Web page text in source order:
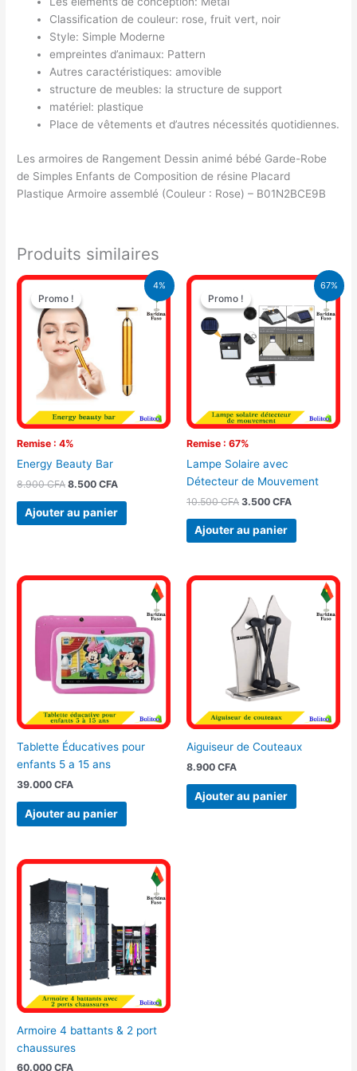
Classification de couleur: rose, fruit vert, noir
Style: Simple Moderne
empreintes d’animaux: Pattern
Autres caractéristiques: amovible
structure de meubles: la structure de support
matériel: plastique
Place de vêtements et d’autres nécessités quotidiennes.
Les armoires de Rangement Dessin animé bébé Garde-Robe
de Simples Enfants de Composition de résine Placard
Plastique Armoire assemblé (Couleur : Rose) – B01N2BCE9B
Produits similaires
4%
Promo !
Remise : 4%
Promo !
Energy Beauty Bar
8.900CFA
Le
prix
initial
était :
8.900 CFA.
8.500CFA
Le
actuel
est :
Ajouter au panier
67%
Promo !
Remise : 67%
Promo !
Lampe Solaire avec
Détecteur de Mouvement
10.500CFA
Le
prix
initial
était :
10.500 CFA.
3.500 CFA
Le
actuel
est :
3.500 CFA.
Ajouter au panier
Tablette Éducatives pour
enfants 5 a 15 ans
39.000CFA
Ajouter au panier
Aiguiseur de Couteaux
8.900 CFA
Ajouter au panier
Armoire 4 battants & 2 port
chaussures
60.000CFA